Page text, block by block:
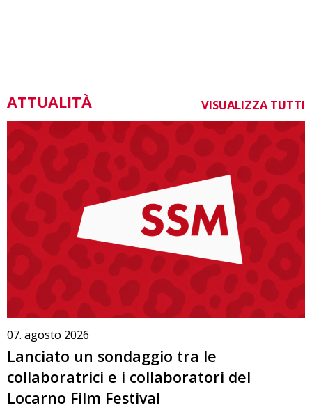
ATTUALITÀ VISUALIZZA TUTTI
07. agosto 2026
Lanciato un sondaggio tra le
collaboratrici e i collaboratori del
Locarno Film Festival